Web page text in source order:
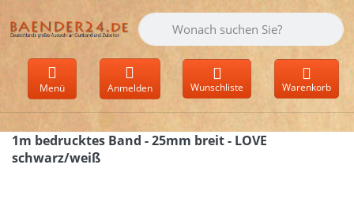
Geben Sie einen Suchbegriff ein.
Menü Anmelden Wunschliste Warenkorb
1m bedrucktes Band - 25mm breit - LOVE
schwarz/weiß